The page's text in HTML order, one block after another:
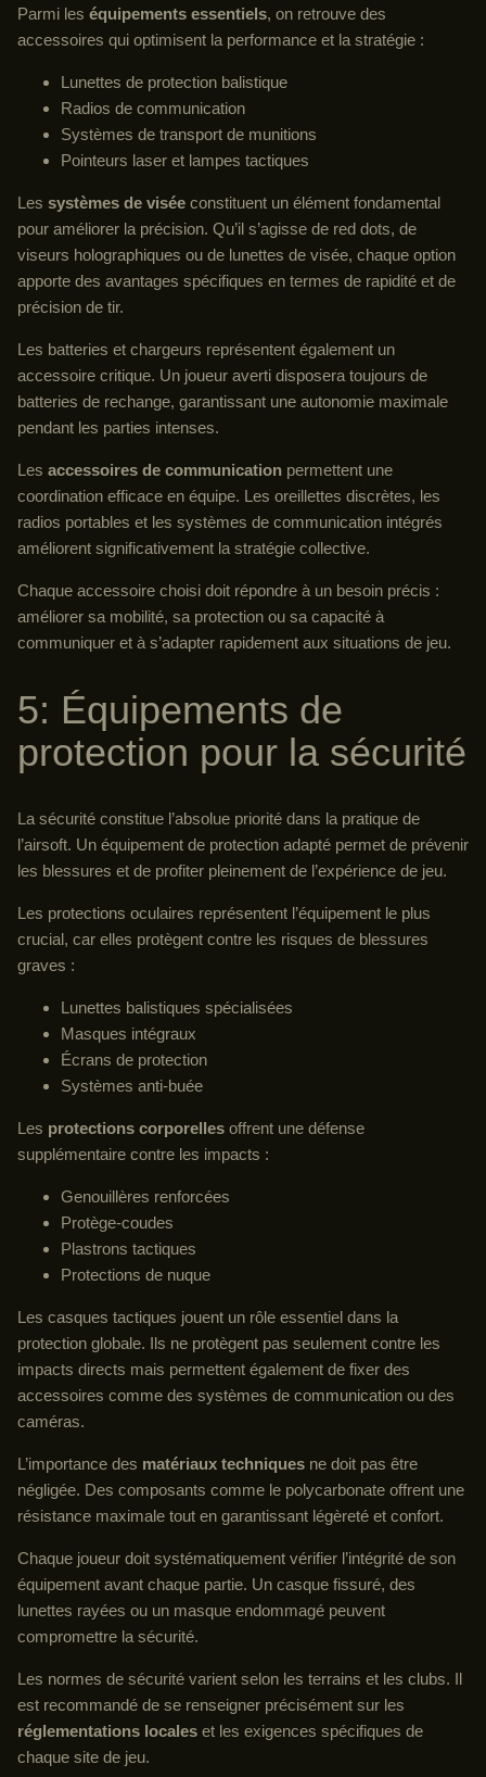
Parmi les équipements essentiels, on retrouve des
accessoires qui optimisent la performance et la stratégie :
Lunettes de protection balistique
Radios de communication
Systèmes de transport de munitions
Pointeurs laser et lampes tactiques
Les systèmes de visée constituent un élément fondamental
pour améliorer la précision. Qu’il s’agisse de red dots, de
viseurs holographiques ou de lunettes de visée, chaque option
apporte des avantages spécifiques en termes de rapidité et de
précision de tir.
Les batteries et chargeurs représentent également un
accessoire critique. Un joueur averti disposera toujours de
batteries de rechange, garantissant une autonomie maximale
pendant les parties intenses.
Les accessoires de communication permettent une
coordination efficace en équipe. Les oreillettes discrètes, les
radios portables et les systèmes de communication intégrés
améliorent significativement la stratégie collective.
Chaque accessoire choisi doit répondre à un besoin précis :
améliorer sa mobilité, sa protection ou sa capacité à
communiquer et à s’adapter rapidement aux situations de jeu.
5: Équipements de
protection pour la sécurité
La sécurité constitue l’absolue priorité dans la pratique de
l’airsoft. Un équipement de protection adapté permet de prévenir
les blessures et de profiter pleinement de l’expérience de jeu.
Les protections oculaires représentent l’équipement le plus
crucial, car elles protègent contre les risques de blessures
graves :
Lunettes balistiques spécialisées
Masques intégraux
Écrans de protection
Systèmes anti-buée
Les protections corporelles offrent une défense
supplémentaire contre les impacts :
Genouillères renforcées
Protège-coudes
Plastrons tactiques
Protections de nuque
Les casques tactiques jouent un rôle essentiel dans la
protection globale. Ils ne protègent pas seulement contre les
impacts directs mais permettent également de fixer des
accessoires comme des systèmes de communication ou des
caméras.
L’importance des matériaux techniques ne doit pas être
négligée. Des composants comme le polycarbonate offrent une
résistance maximale tout en garantissant légèreté et confort.
Chaque joueur doit systématiquement vérifier l’intégrité de son
équipement avant chaque partie. Un casque fissuré, des
lunettes rayées ou un masque endommagé peuvent
compromettre la sécurité.
Les normes de sécurité varient selon les terrains et les clubs. Il
est recommandé de se renseigner précisément sur les
réglementations locales et les exigences spécifiques de
chaque site de jeu.